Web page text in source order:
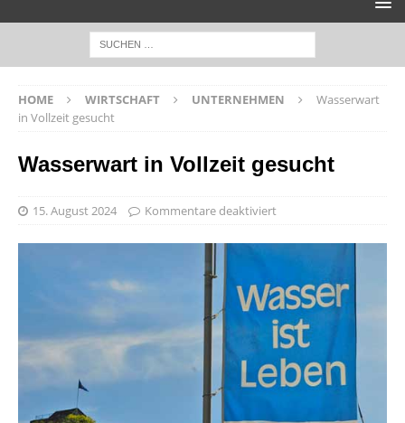
HOME WIRTSCHAFT UNTERNEHMEN
Wasserwart
in Vollzeit gesucht
Wasserwart in Vollzeit gesucht
15. August 2024 Kommentare deaktiviert